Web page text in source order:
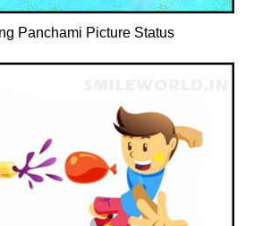
Panchami Picture Status